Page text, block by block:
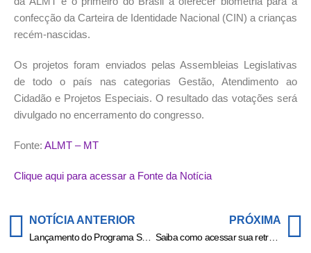
confecção da Carteira de Identidade Nacional (CIN) a crianças
recém-nascidas.
Os projetos foram enviados pelas Assembleias Legislativas
de todo o país nas categorias Gestão, Atendimento ao
Cidadão e Projetos Especiais. O resultado das votações será
divulgado no encerramento do congresso.
Fonte: ALMT – MT
Clique aqui para acessar a Fonte da Notícia
NOTÍCIA ANTERIOR
Lançamento do Programa SER Família Fé e Vida terá a participação do padre Fábio de Melo
PRÓXIMA
Saiba como acessar sua retrospectiva de 2024 no Spotify